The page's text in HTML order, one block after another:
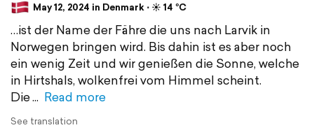
May 12, 2024 in Denmark ⋅ ☀️ 14 °C
…ist der Name der Fähre die uns nach Larvik in
Norwegen bringen wird. Bis dahin ist es aber noch
ein wenig Zeit und wir genießen die Sonne, welche
in Hirtshals, wolkenfrei vom Himmel scheint.
Die
Read more
See translation